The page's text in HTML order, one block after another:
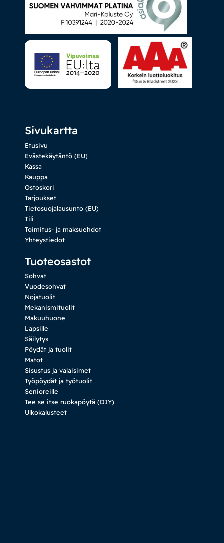
Sivukartta
Etusivu
Evästekäytäntö (EU)
Kassa
Kauppa
Ostoskori
Tarjoukset
Tietosuojalausunto (EU)
Tili
Toimitus- ja maksuehdot
Yhteystiedot
Tuoteosastot
Sohvat
Vuodesohvat
Nojatuolit
Mekanismituolit
Makuuhuone
Lapsille
Säilytys
Pöydät ja tuolit
Matot
Sisustus ja valaisimet
Työpöydät ja työtuolit
Senioreille
Tee se itse ruokapöytä (DIY)
Ulkokalusteet